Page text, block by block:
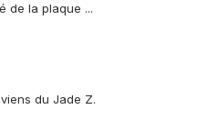
de la plaque ...
du Jade Z.